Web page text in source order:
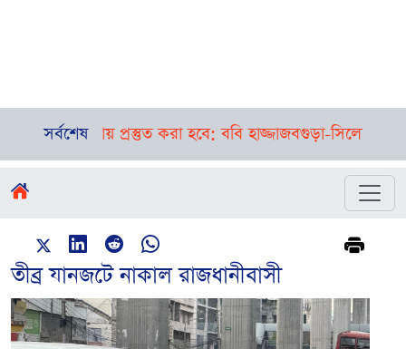
সর্বশেষ
প্রস্তুত করা হবে: ববি হাজ্জাজবগুড়া-সিলেটে পৃথক
তীব্র যানজটে নাকাল রাজধানীবাসী